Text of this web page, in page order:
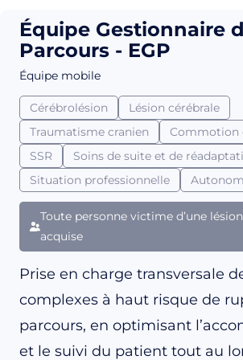
Équipe Gestionnaire
Parcours - EGP
Équipe mobile
Cérébrolésion
Lésion cérébrale
Traumatisme cranien
Commotion
SSR
Soins de suite et de
Situation professionnelle
Toute personne victime d’une
acquise
Prise en charge transversale
complexes à haut risque de
parcours, en optimisant
et le suivi du patient tout au